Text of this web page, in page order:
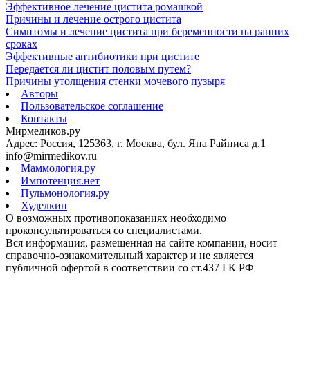
Эффективное лечение цистита ромашкой
Причины и лечение острого цистита
Симптомы и лечение цистита при беременности на ранних
сроках
Эффективные антибиотики при цистите
Передается ли цистит половым путем?
Причины утолщения стенки мочевого пузыря
Авторы
Пользовательское соглашение
Контакты
Мирмедиков.ру
Адрес: Россия, 125363, г. Москва, бул. Яна Райниса д.1
info@mirmedikov.ru
Маммология.ру
Импотенция.нет
Пульмонология.ру
Худелкин
О возможных противопоказаниях необходимо
проконсультироваться со специалистами.
Вся информация, размещенная на сайте компании, носит
справочно-ознакомительный характер и не является
публичной офертой в соответствии со ст.437 ГК РФ